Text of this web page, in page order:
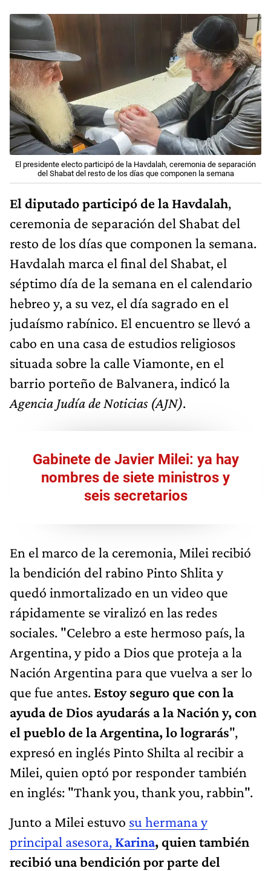
El presidente electo participó de la Havdalah, ceremonia de separación
del Shabat del resto de los días que componen la semana
El diputado participó de la Havdalah,
ceremonia de separación del Shabat del
resto de los días que componen la semana.
Havdalah marca el final del Shabat, el
séptimo día de la semana en el calendario
hebreo y, a su vez, el día sagrado en el
judaísmo rabínico. El encuentro se llevó a
cabo en una casa de estudios religiosos
situada sobre la calle Viamonte, en el
barrio porteño de Balvanera, indicó la
Agencia Judía de Noticias (AJN).
Gabinete de Javier Milei: ya hay
nombres de siete ministros y
seis secretarios
En el marco de la ceremonia, Milei recibió
la bendición del rabino Pinto Shlita y
quedó inmortalizado en un video que
rápidamente se viralizó en las redes
sociales. "Celebro a este hermoso país, la
Argentina, y pido a Dios que proteja a la
Nación Argentina para que vuelva a ser lo
que fue antes. Estoy seguro que con la
ayuda de Dios ayudarás a la Nación y, con
el pueblo de la Argentina, lo lograrás",
expresó en inglés Pinto Shilta al recibir a
Milei, quien optó por responder también
en inglés: "Thank you, thank you, rabbin".
Junto a Milei estuvo su hermana y
principal asesora, Karina, quien también
recibió una bendición por parte del